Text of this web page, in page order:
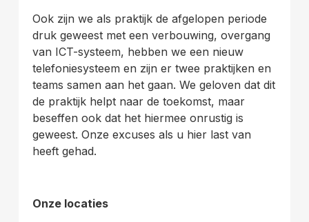
Ook zijn we als praktijk de afgelopen periode
druk geweest met een verbouwing, overgang
van ICT-systeem, hebben we een nieuw
telefoniesysteem en zijn er twee praktijken en
teams samen aan het gaan. We geloven dat dit
de praktijk helpt naar de toekomst, maar
beseffen ook dat het hiermee onrustig is
geweest. Onze excuses als u hier last van
heeft gehad.
Onze locaties